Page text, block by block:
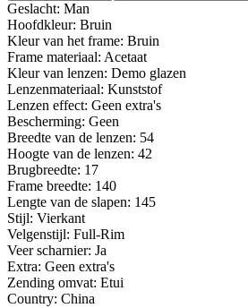
Geslacht: Man
Hoofdkleur: Bruin
Kleur van het frame: Bruin
Frame materiaal: Acetaat
Kleur van lenzen: Demo glazen
Lenzenmateriaal: Kunststof
Lenzen effect: Geen extra's
Bescherming: Geen
Breedte van de lenzen: 54
Hoogte van de lenzen: 42
Brugbreedte: 17
Frame breedte: 140
Lengte van de slapen: 145
Stijl: Vierkant
Velgenstijl: Full-Rim
Veer scharnier: Ja
Extra: Geen extra's
Zending omvat: Etui
Country: China